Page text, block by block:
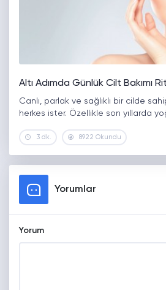
Altı Adımda Günlük Cilt Bakımı
Canlı, parlak ve sağlıklı bir cilde
herkes ister. Özellikle son yıllarda
3 dk. 8922 Okundu
Yorumlar
Yorum